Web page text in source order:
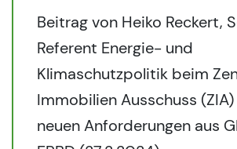
Beitrag von Heiko Reckert,
Referent Energie- und
Klimaschutzpolitik beim
Immobilien Ausschuss (ZIA)
neuen Anforderungen aus